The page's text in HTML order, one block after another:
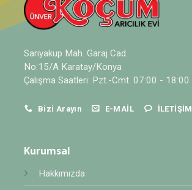
Sarıyakup Mah. Garaj Cad.
No:15/A Karatay/Konya
Çalışma Saatleri: Pzt.-Cmt. 07:00 - 18:00
Bizi Arayın E-MAIL İLETIŞIM
Kurumsal
Hakkımızda